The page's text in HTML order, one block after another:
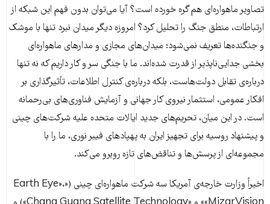
تصاویر ماهواره‌ای هم گره خورده است؟ آیا می‌توان بدون فهم این شبکه از
ارتباطات، منطق جنگ را تحلیل کرد؟ امروزه دیگر میدان نبرد تنها با موشک
و جنگنده‌ها تعریف نمی‌شود؛ میدان‌های مجازی و مدارهای ماهواره‌ای
بخشی جدایی‌ناپذیر از قدرت شده‌اند. ما با جنگی سر و کار داریم که نه تنها
درباره‌ی تقابل دولت‌هاست، بلکه درباره‌ی کنترل اطلاعات، تأثیرگذاری بر
افکار عمومی، استثمار نیروی کار جهانی و آزمایش فناوری‌های بی‌رحمانه
است. در این میان، تحریم‌های جدید ایالات متحده علیه شرکت‌های چینی
و پیشنهاد روسیه برای تجهیز ایران به پهپادهای فیبر نوری، ما را با
مجموعه‌ای از پرسش‌ها و تناقض‌های تازه روبرو می‌کند.
اخیراً وزارت خارجه‌ی آمریکا سه شرکت ماهواره‌ای چینی («Earth Eye»،